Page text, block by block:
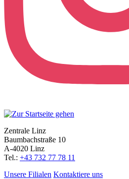
Zentrale Linz
Baumbachstraße 10
A-4020 Linz
Tel.: +43 732 77 78 11
Unsere Filialen Kontaktiere uns